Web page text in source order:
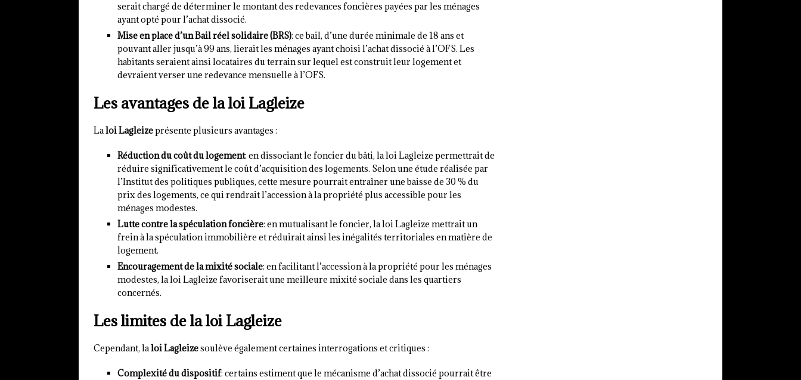
serait chargé de déterminer le montant des redevances foncières payées par les ménages
ayant opté pour l’achat dissocié.
Mise en place d’un Bail réel solidaire (BRS): ce bail, d’une durée minimale de 18 ans et
pouvant aller jusqu’à 99 ans, lierait les ménages ayant choisi l’achat dissocié à l’OFS. Les
habitants seraient ainsi locataires du terrain sur lequel est construit leur logement et
devraient verser une redevance mensuelle à l’OFS.
Les avantages de la loi Lagleize
Laloi Lagleizeprésente plusieurs avantages :
Réduction du coût du logement: en dissociant le foncier du bâti, la loi Lagleize permettrait de
réduire significativement le coût d’acquisition des logements. Selon une étude réalisée par
l’Institut des politiques publiques, cette mesure pourrait entraîner une baisse de 30 % du
prix des logements, ce qui rendrait l’accession à la propriété plus accessible pour les
ménages modestes.
Lutte contre la spéculation foncière: en mutualisant le foncier, la loi Lagleize mettrait un
frein à la spéculation immobilière et réduirait ainsi les inégalités territoriales en matière de
logement.
Encouragement de la mixité sociale: en facilitant l’accession à la propriété pour les ménages
modestes, la loi Lagleize favoriserait une meilleure mixité sociale dans les quartiers
concernés.
Les limites de la loi Lagleize
Cependant, laloi Lagleizesoulève également certaines interrogations et critiques :
Complexité du dispositif: certains estiment que le mécanisme d’achat dissocié pourrait être